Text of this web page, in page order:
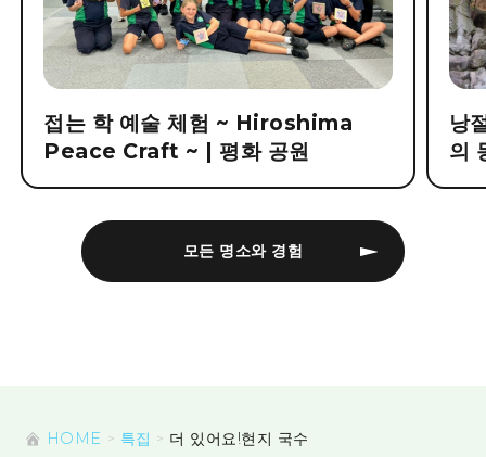
모든 명소와 경험
접는 학 예술 체험 ~ Hiroshima
Peace Craft ~ | 평화 공원
낭
의
HOME 특집 더 있어요!현지 국수